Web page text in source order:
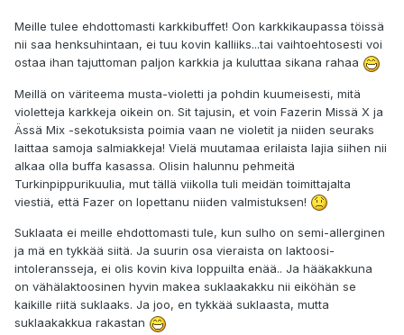
Meille tulee ehdottomasti karkkibuffet! Oon karkkikaupassa töissä
nii saa henksuhintaan, ei tuu kovin kalliiks...tai vaihtoehtosesti voi
ostaa ihan tajuttoman paljon karkkia ja kuluttaa sikana rahaa
Meillä on väriteema musta-violetti ja pohdin kuumeisesti, mitä
violetteja karkkeja oikein on. Sit tajusin, et voin Fazerin Missä X ja
Ässä Mix -sekotuksista poimia vaan ne violetit ja niiden seuraks
laittaa samoja salmiakkeja! Vielä muutamaa erilaista lajia siihen nii
alkaa olla buffa kasassa. Olisin halunnu pehmeitä
Turkinpippurikuulia, mut tällä viikolla tuli meidän toimittajalta
viestiä, että Fazer on lopettanu niiden valmistuksen!
Suklaata ei meille ehdottomasti tule, kun sulho on semi-allerginen
ja mä en tykkää siitä. Ja suurin osa vieraista on laktoosi-
intoleransseja, ei olis kovin kiva loppuilta enää.. Ja hääkakkuna
on vähälaktoosinen hyvin makea suklaakakku nii eiköhän se
kaikille riitä suklaaks. Ja joo, en tykkää suklaasta, mutta
suklaakakkua rakastan